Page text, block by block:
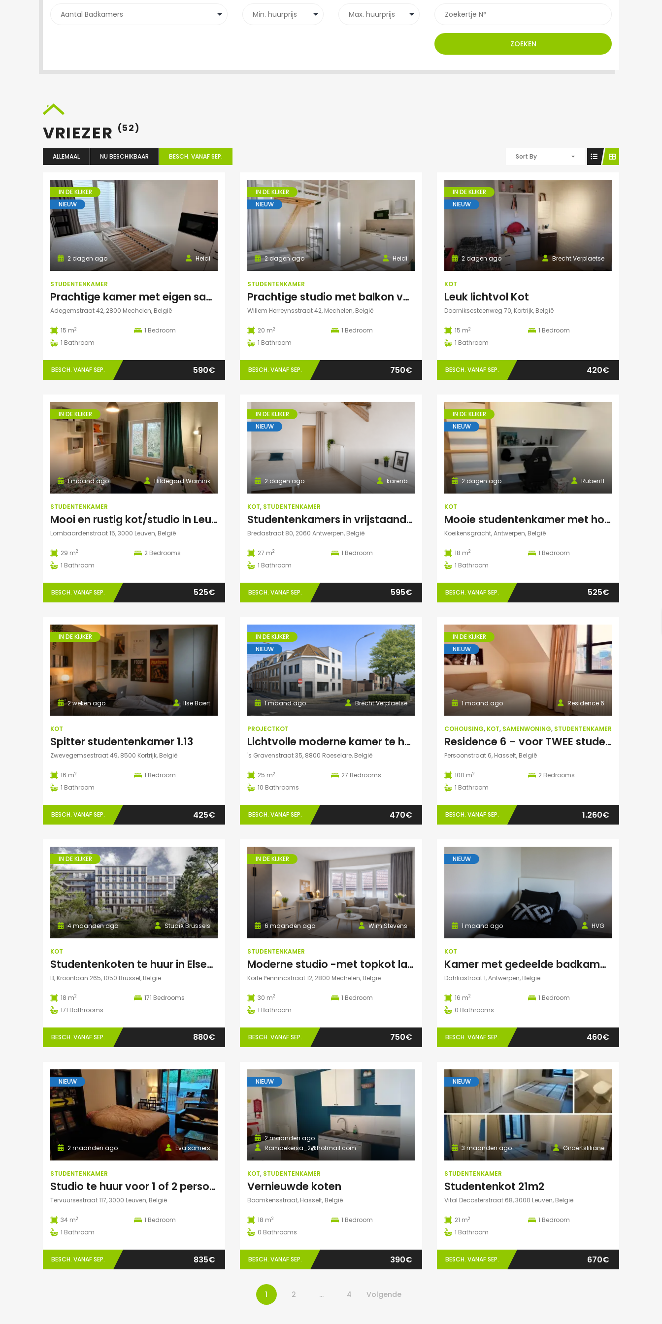
ZOEKEN
VRIEZER (52)
ALLEMAAL NU BESCHIKBAAR BESCH. VANAF SEP. Sort By
IN DE KIJKER
NIEUW
Heidi
2 dagen ago
STUDENTENKAMER
Prachtige kamer met eigen sanitair!
Adegemstraat 42, 2800 Mechelen, België
15 m2 1 Bedroom
1 Bathroom
BESCH. VANAF SEP. 590€
IN DE KIJKER
NIEUW
Heidi
2 dagen ago
STUDENTENKAMER
Prachtige studio met balkon voor 1 student(e)!
Willem Herreynsstraat 42, Mechelen, België
20 m2 1 Bedroom
1 Bathroom
BESCH. VANAF SEP. 750€
IN DE KIJKER
NIEUW
Brecht Verplaetse
2 dagen ago
KOT
Leuk lichtvol Kot
Doorniksesteenweg 70, Kortrijk, België
15 m2 1 Bedroom
1 Bathroom
BESCH. VANAF SEP. 420€
IN DE KIJKER
Hildegard Warnink
1 maand ago
STUDENTENKAMER
Mooi en rustig kot/studio in Leuven
Lombaardenstraat 15, 3000 Leuven, België
29 m2 2 Bedrooms
1 Bathroom
BESCH. VANAF SEP. 525€
IN DE KIJKER
NIEUW
karenb
2 dagen ago
KOT, STUDENTENKAMER
Studentenkamers in vrijstaand pand ‘De Drie Snellen’.
Bredastraat 80, 2060 Antwerpen, België
27 m2 1 Bedroom
1 Bathroom
BESCH. VANAF SEP. 595€
IN DE KIJKER
NIEUW
RubenH
2 dagen ago
KOT
Mooie studentenkamer met hoogslaper en grote gemeenschappelijke ruimte/terras in Campus Eilandje
Koeikensgracht, Antwerpen, België
18 m2 1 Bedroom
1 Bathroom
BESCH. VANAF SEP. 525€
IN DE KIJKER
Ilse Baert
2 weken ago
KOT
Spitter studentenkamer 1.13
Zwevegemsestraat 49, 8500 Kortrijk, België
16 m2 1 Bedroom
1 Bathroom
BESCH. VANAF SEP. 425€
IN DE KIJKER
NIEUW
Brecht Verplaetse
1 maand ago
PROJECTKOT
Lichtvolle moderne kamer te huur
's Gravenstraat 35, 8800 Roeselare, België
25 m2 27 Bedrooms
10 Bathrooms
BESCH. VANAF SEP. 470€
IN DE KIJKER
NIEUW
Residence 6
1 maand ago
COHOUSING, KOT, SAMENWONING, STUDENTENKAMER
Residence 6 – voor TWEE studenten: Exclusieve studentenduplex
Persoonstraat 6, Hasselt, België
100 m2 2 Bedrooms
1 Bathroom
BESCH. VANAF SEP. 1.260€
IN DE KIJKER
StudiX Brussels
4 maanden ago
KOT
Studentenkoten te huur in Elsene – Residentie StudiX
B, Kroonlaan 265, 1050 Brussel, België
18 m2 171 Bedrooms
171 Bathrooms
BESCH. VANAF SEP. 880€
IN DE KIJKER
Wim Stevens
6 maanden ago
STUDENTENKAMER
Moderne studio -met topkot label- te huur gelegen in hartje Mechelen
Korte Pennincstraat 12, 2800 Mechelen, België
30 m2 1 Bedroom
1 Bathroom
BESCH. VANAF SEP. 750€
NIEUW
HVG
1 maand ago
KOT
Kamer met gedeelde badkamer en keuken
Dahliastraat 1, Antwerpen, België
16 m2 1 Bedroom
0 Bathrooms
BESCH. VANAF SEP. 460€
NIEUW
Eva somers
2 maanden ago
STUDENTENKAMER
Studio te huur voor 1 of 2 personen
Tervuursestraat 117, 3000 Leuven, België
34 m2 1 Bedroom
1 Bathroom
BESCH. VANAF SEP. 835€
NIEUW
Ramaekersa_2@hotmail.com
2 maanden ago
KOT, STUDENTENKAMER
Vernieuwde koten
Boomkensstraat, Hasselt, België
18 m2 1 Bedroom
0 Bathrooms
BESCH. VANAF SEP. 390€
NIEUW
Giraertsliliane
3 maanden ago
STUDENTENKAMER
Studentenkot 21m2
Vital Decosterstraat 68, 3000 Leuven, België
21 m2 1 Bedroom
1 Bathroom
BESCH. VANAF SEP. 670€
1 2 … 4 Volgende